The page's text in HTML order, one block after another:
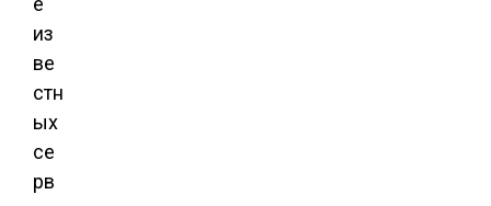
из
ве
стн
ых
се
рв